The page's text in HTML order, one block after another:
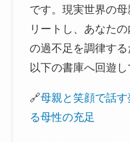
です。現実世界の
リートし、あなた
の過不足を調律する
以下の書庫へ回遊し
🔗母親と笑顔で話
る母性の充足